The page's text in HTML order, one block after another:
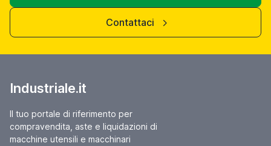
Contattaci
Industriale.it
Il tuo portale di riferimento per
compravendita, aste e liquidazioni di
macchine utensili e macchinari